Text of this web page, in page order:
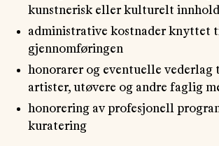
kunstnerisk eller kulturelt
administrative kostnader knyttet
gjennomføringen
honorarer og eventuelle vederlag
artister, utøvere og andre faglig
honorering av profesjonell
kuratering